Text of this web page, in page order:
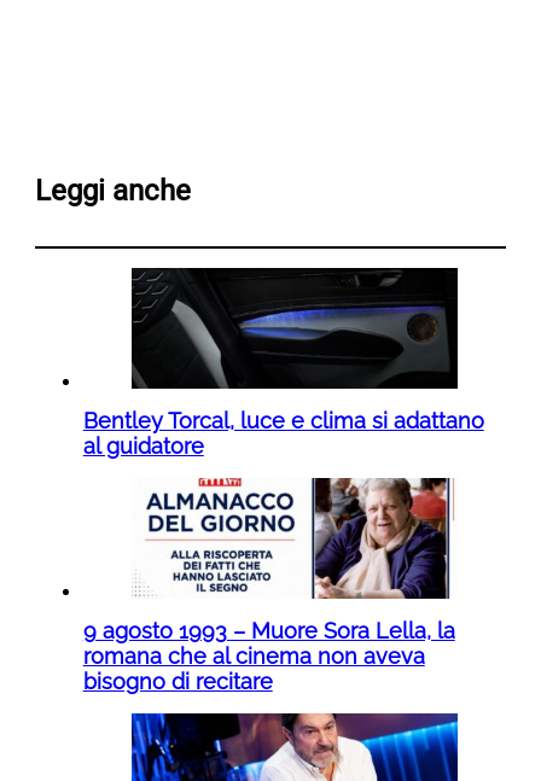
Leggi anche
Bentley Torcal, luce e clima si adattano
al guidatore
9 agosto 1993 – Muore Sora Lella, la
romana che al cinema non aveva
bisogno di recitare